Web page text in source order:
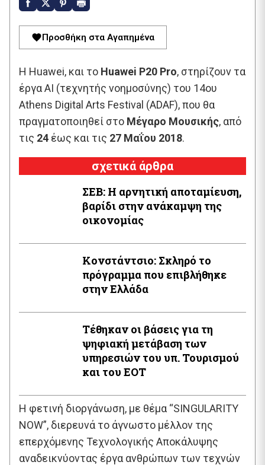
Προσθήκη στα Αγαπημένα
Η Huawei, και το Huawei P20 Pro, στηρίζουν τα
έργα AI (τεχνητής νοημοσύνης) του 14ου
Athens Digital Arts Festival (ADAF), που θα
πραγματοποιηθεί στο Μέγαρο Μουσικής, από
τις 24 έως και τις 27 Μαΐου 2018.
σχετικά άρθρα
ΣΕΒ: Η αρνητική αποταμίευση,
βαρίδι στην ανάκαμψη της
οικονομίας
Κονστάντσιο: Σκληρό το
πρόγραμμα που επιβλήθηκε
στην Ελλάδα
Τέθηκαν οι βάσεις για τη
ψηφιακή μετάβαση των
υπηρεσιών του υπ. Τουρισμού
και του ΕΟΤ
Η φετινή διοργάνωση, με θέμα “SINGULARITY
NOW”, διερευνά το άγνωστο μέλλον της
επερχόμενης Τεχνολογικής Αποκάλυψης
αναδεικνύοντας έργα ανθρώπων των τεχνών